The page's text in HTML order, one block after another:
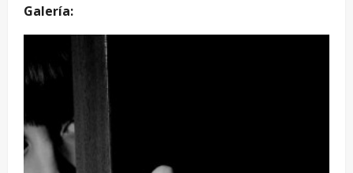
Galería: